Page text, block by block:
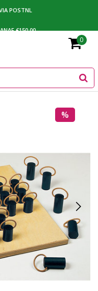
POSTNL
€150,00
OF FACTUUR
0
%